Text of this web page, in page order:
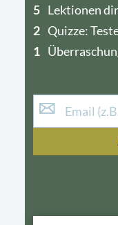
5 Lektionen
2 Quizze:
1
4
1